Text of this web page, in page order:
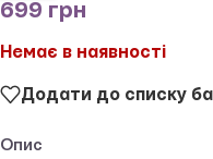
699 грн
Немає в наявності
Додати до списку
Опис